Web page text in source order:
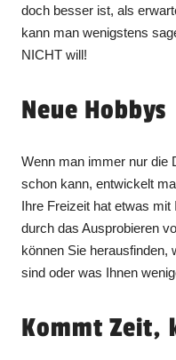
doch besser ist, als
kann man wenigstens
NICHT will!
Neue Hobbys
Wenn man immer nur die
schon kann, entwickelt
Ihre Freizeit hat etwas
durch das Ausprobieren
können Sie herausfinden,
sind oder was Ihnen
Kommt Zeit,